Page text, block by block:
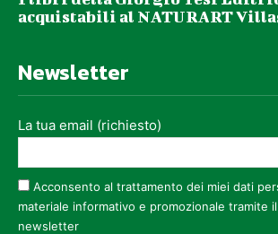
acquistabili al NATURART
Newsletter
La tua email (richiesto)
Acconsento al trattamento dei miei dati
materiale informativo e promozionale tramite
newsletter